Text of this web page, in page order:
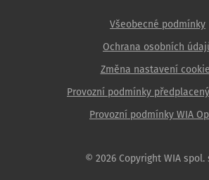
Všeobecné podmínky
Ochrana osobních
Změna nastavení
Provozní podmínky
Provozní podmínky WIA
© 2026 Copyright WIA spol.